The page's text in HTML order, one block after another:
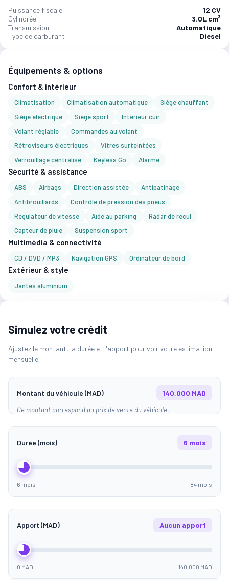
Puissance fiscale
12 CV
Cylindrée
3.0L cm³
Transmission
Automatique
Type de carburant
Diesel
Équipements & options
Confort & intérieur
Climatisation Climatisation automatique
Siège chauffant
Siège électrique
Siège sport
Intérieur cuir
Volant réglable
Commandes au volant
Rétroviseurs électriques
Vitres surteintées
Verrouillage centralisé
Keyless Go Alarme
Sécurité & assistance
ABS Airbags Direction assistée
Antipatinage
Antibrouillards
Contrôle de pression des pneus
Régulateur de vitesse
Aide au parking
Radar de recul
Capteur de pluie
Suspension sport
Multimédia & connectivité
CD / DVD / MP3 Navigation GPS Ordinateur de bord
Extérieur & style
Jantes aluminium
Simulez votre crédit
Ajustez le montant, la durée et l'apport pour voir votre estimation
mensuelle.
Montant du véhicule (MAD) 140,000 MAD
Ce montant correspond au prix de vente du véhicule.
Durée (mois) 6 mois
6 mois 84 mois
Apport (MAD) Aucun apport
0 MAD 140,000 MAD